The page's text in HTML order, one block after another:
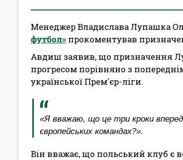
Менеджер Владислава Лупашка
футбол»прокоментував
Авдиш заявив, що призначення
прогресом порівняно з
української Прем'єр-ліги.
«Я вважаю, що це три кроки
європейських командах?».
Він вважає, що польський клуб є